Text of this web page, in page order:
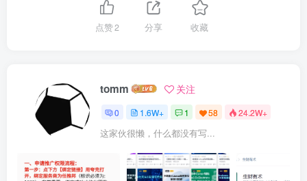
点赞2 分享 收藏
tomm 关注
0 1.6W+ 1 58 24.2W+
这家伙很懒，什么都没有写...